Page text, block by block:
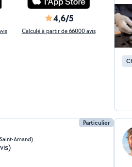
4,6/5
Calculé à partir de 66000 avis
et
de
Particulier
Amand)